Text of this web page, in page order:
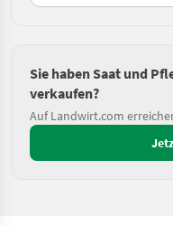
Sie haben Saat und
verkaufen?
Auf Landwirt.com